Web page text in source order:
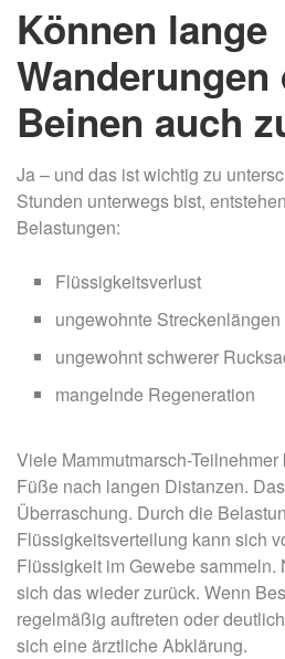
Können lange
Wanderungen
Beinen auch
Ja – und das ist wichtig zu
Stunden unterwegs bist,
Belastungen:
Flüssigkeitsverlust
ungewohnte Streckenlängen
ungewohnt schwerer
mangelnde Regeneration
Viele Mammutmarsch-
Füße nach langen Distanzen.
Überraschung. Durch die
Flüssigkeitsverteilung kann sich
Flüssigkeit im Gewebe
sich das wieder zurück. Wenn
regelmäßig auftreten oder
sich eine ärztliche Abklärung.